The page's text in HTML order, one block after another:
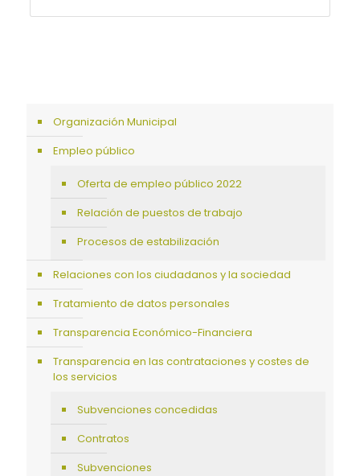
Organización Municipal
Empleo público
Oferta de empleo público 2022
Relación de puestos de trabajo
Procesos de estabilización
Relaciones con los ciudadanos y la sociedad
Tratamiento de datos personales
Transparencia Económico-Financiera
Transparencia en las contrataciones y costes de
los servicios
Subvenciones concedidas
Contratos
Subvenciones